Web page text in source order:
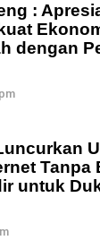
:
dengan
Tanpa
untuk